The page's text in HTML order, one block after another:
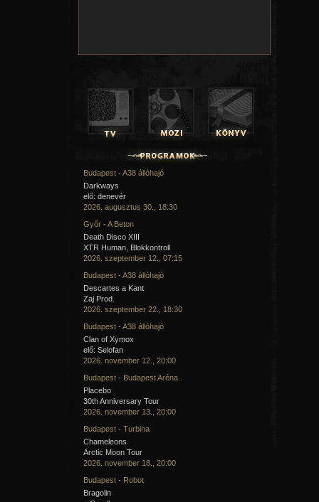
Budapest - A38 állóhajó
Darkways
elő: denevér
2026. augusztus 30., 18:30
Győr - A Beton
Death Disco XIII
XTR Human, Blokkontroll
2026. szeptember 12., 07:15
Budapest - A38 állóhajó
Descartes a Kant
Zaj Prod.
2026. szeptember 22., 18:30
Budapest - A38 állóhajó
Clan of Xymox
elő: Selofan
2026. november 12., 20:00
Budapest - Budapest Aréna
Placebo
30th Anniversary Tour
2026. november 13., 20:00
Budapest - Turbina
Chameleons
Arctic Moon Tour
2026. november 18., 20:00
Budapest - Robot
Bragolin